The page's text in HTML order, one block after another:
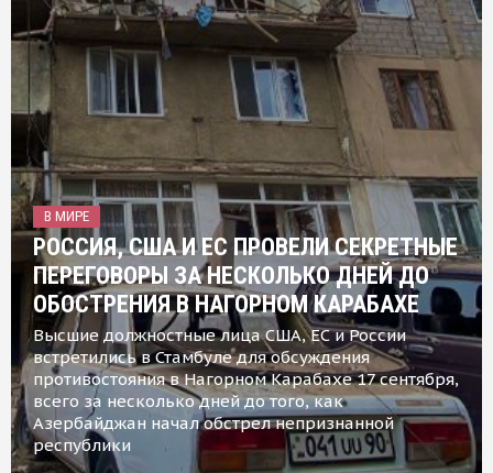
В МИРЕ
РОССИЯ, США И ЕС ПРОВЕЛИ СЕКРЕТНЫЕ
ПЕРЕГОВОРЫ ЗА НЕСКОЛЬКО ДНЕЙ ДО
ОБОСТРЕНИЯ В НАГОРНОМ КАРАБАХЕ
Высшие должностные лица США, ЕС и России
встретились в Стамбуле для обсуждения
противостояния в Нагорном Карабахе 17 сентября,
всего за несколько дней до того, как
Азербайджан начал обстрел непризнанной
республики